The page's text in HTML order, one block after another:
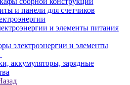
и панели для счетчиков
и элементы питания
электроэнергии и элементы
аккумуляторы, зарядные